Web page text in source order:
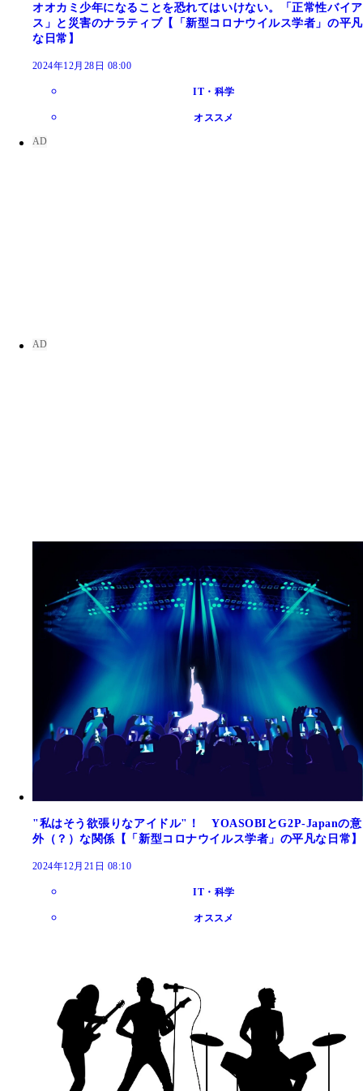
オオカミ少年になることを恐れてはいけない。「正常性バイア
ス」と災害のナラティブ【「新型コロナウイルス学者」の平凡
な日常】
2024年12月28日 08:00
IT・科学
オススメ
"私はそう欲張りなアイドル"！ YOASOBIとG2P-Japanの意
外（？）な関係【「新型コロナウイルス学者」の平凡な日常】
2024年12月21日 08:10
IT・科学
オススメ